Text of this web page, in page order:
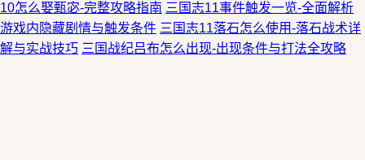
10怎么娶甄宓-完整攻略指南 三国志11事件触发一览-全面解析
游戏内隐藏剧情与触发条件 三国志11落石怎么使用-落石战术详
解与实战技巧 三国战纪吕布怎么出现-出现条件与打法全攻略